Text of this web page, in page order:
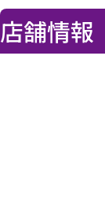
店舗情報